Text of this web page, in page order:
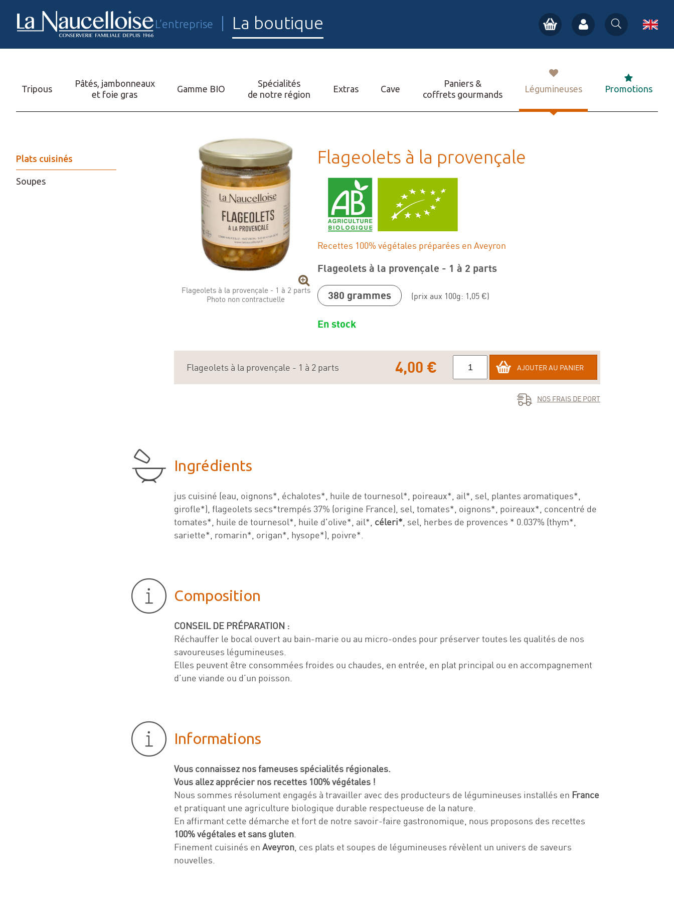
L’entreprise La boutique
EN
Tripous
Pâtés, jambonneaux
et foie gras
Gamme BIO
Spécialités
de notre région
Extras Cave
Paniers &
coffrets gourmands
Légumineuses
Plats cuisinés
Soupes
Promotions
Flageolets à la provençale
Recettes 100% végétales préparées en Aveyron
Flageolets à la provençale - 1 à 2 parts
380 grammes (prix aux 100g: 1,05 €)
En stock
Flageolets à la provençale - 1 à 2 parts
Photo non contractuelle
Flageolets à la provençale - 1 à 2 parts 4,00 € AJOUTER AU PANIER
NOS FRAIS DE PORT
Ingrédients
jus cuisiné (eau, oignons*, échalotes*, huile de tournesol*, poireaux*, ail*, sel, plantes aromatiques*,
girofle*), flageolets secs*trempés 37% (origine France), sel, tomates*, oignons*, poireaux*, concentré de
tomates*, huile de tournesol*, huile d'olive*, ail*, céleri* , sel, herbes de provences * 0.037% (thym*,
sariette*, romarin*, origan*, hysope*), poivre*.
Composition
CONSEIL DE PRÉPARATION :
Réchauffer le bocal ouvert au bain-marie ou au micro-ondes pour préserver toutes les qualités de nos
savoureuses légumineuses.
Elles peuvent être consommées froides ou chaudes, en entrée, en plat principal ou en accompagnement
d’une viande ou d’un poisson.
Informations
Vous connaissez nos fameuses spécialités régionales.
Vous allez apprécier nos recettes 100% végétales !
Nous sommes résolument engagés à travailler avec des producteurs de légumineuses installés en France
et pratiquant une agriculture biologique durable respectueuse de la nature.
En affirmant cette démarche et fort de notre savoir-faire gastronomique, nous proposons des recettes
100% végétales et sans gluten
Finement cuisinés en Aveyron , ces plats et soupes de légumineuses révèlent un univers de saveurs
nouvelles.